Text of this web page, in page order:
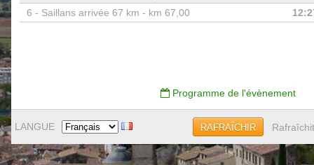
6 - Saillans arrivée 67 km - km 67,00
Programme de l'évènement
LANGUE RAFRAÎCHIR